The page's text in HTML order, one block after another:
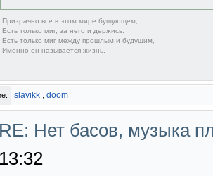
Призрачно все в этом мире бушующем,
Есть только миг, за него и держись.
Есть только миг между прошлым и будущим,
Именно он называется жизнь.
slavikk , doom
RE: Нет басов, музыка
13:32